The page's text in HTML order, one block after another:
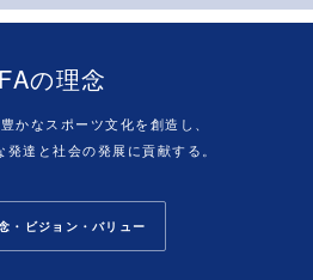
の理念
かなスポーツ文化を創造し、
達と社会の発展に貢献する。
・ビジョン・バリュー